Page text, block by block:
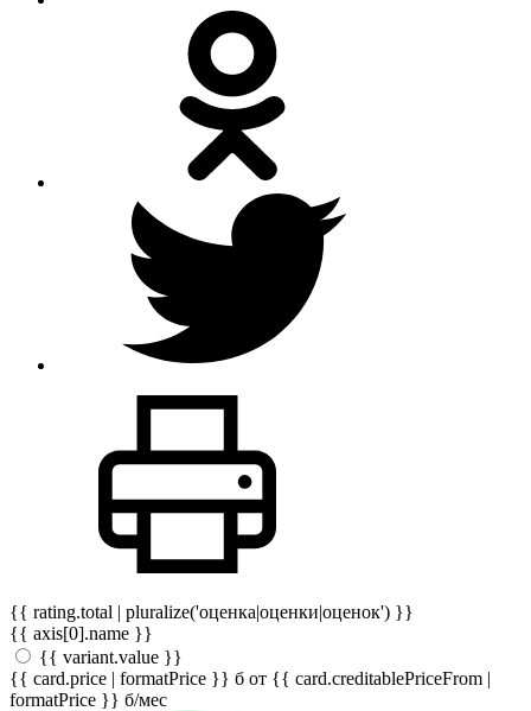
{{ rating.total | pluralize('оценка|оценки|оценок') }}
{{ axis[0].name }}
{{ variant.value }}
{{ card.price | formatPrice }} б от {{ card.creditablePriceFrom |
formatPrice }} б/мес